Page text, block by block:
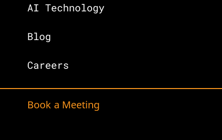
AI Technology
Blog
Careers
Book a Meeting